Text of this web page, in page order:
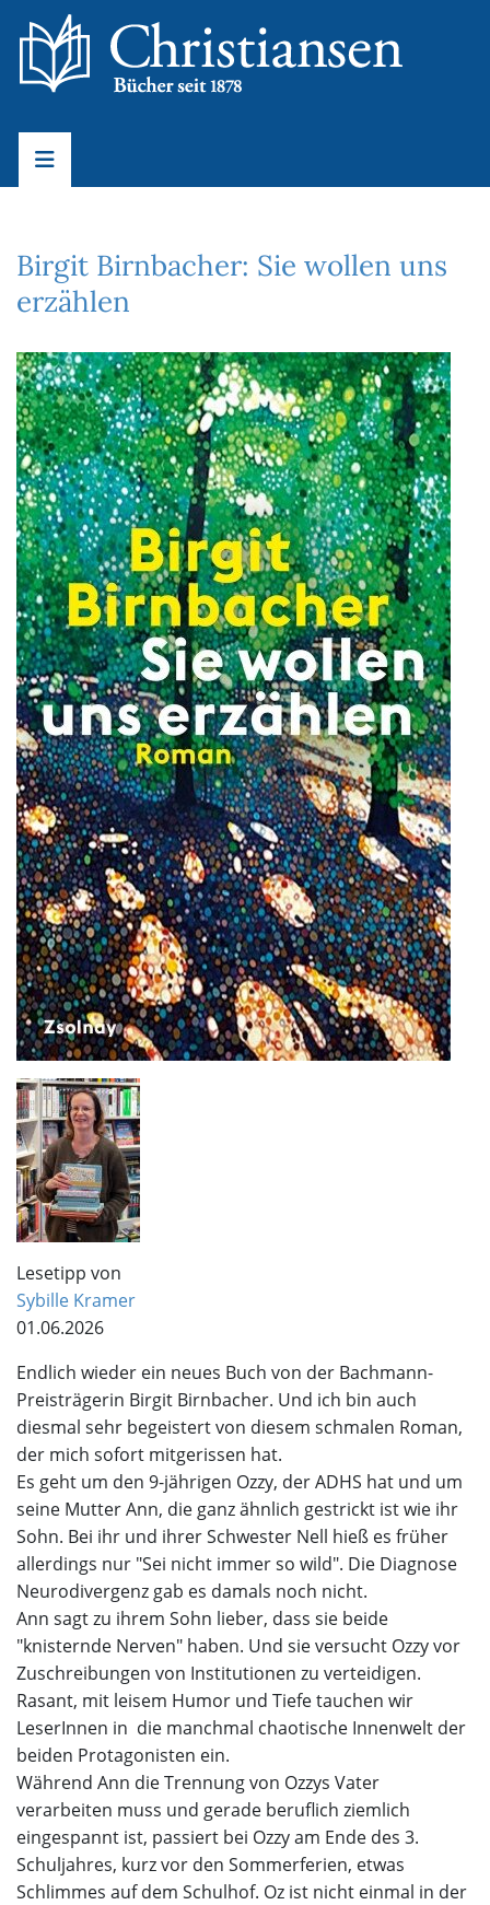
Birgit Birnbacher: Sie wollen uns
erzählen
Lesetipp von
Sybille Kramer
01.06.2026
Endlich wieder ein neues Buch von der Bachmann-
Preisträgerin Birgit Birnbacher. Und ich bin auch
diesmal sehr begeistert von diesem schmalen Roman,
der mich sofort mitgerissen hat.
Es geht um den 9-jährigen Ozzy, der ADHS hat und um
seine Mutter Ann, die ganz ähnlich gestrickt ist wie ihr
Sohn. Bei ihr und ihrer Schwester Nell hieß es früher
allerdings nur "Sei nicht immer so wild". Die Diagnose
Neurodivergenz gab es damals noch nicht.
Ann sagt zu ihrem Sohn lieber, dass sie beide
"knisternde Nerven" haben. Und sie versucht Ozzy vor
Zuschreibungen von Institutionen zu verteidigen.
Rasant, mit leisem Humor und Tiefe tauchen wir
LeserInnen in die manchmal chaotische Innenwelt der
beiden Protagonisten ein.
Während Ann die Trennung von Ozzys Vater
verarbeiten muss und gerade beruflich ziemlich
eingespannt ist, passiert bei Ozzy am Ende des 3.
Schuljahres, kurz vor den Sommerferien, etwas
Schlimmes auf dem Schulhof. Oz ist nicht einmal in der